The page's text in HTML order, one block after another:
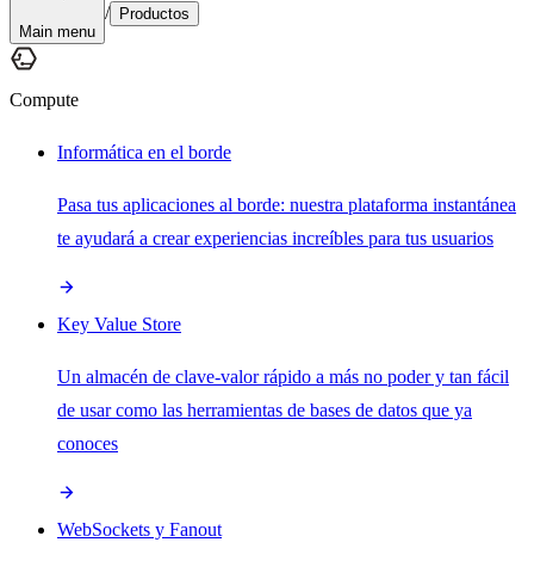
Main menu
/ Productos
Compute
Informática en el borde
Pasa tus aplicaciones al borde: nuestra plataforma instantánea
te ayudará a crear experiencias increíbles para tus usuarios
Key Value Store
Un almacén de clave-valor rápido a más no poder y tan fácil
de usar como las herramientas de bases de datos que ya
conoces
WebSockets y Fanout